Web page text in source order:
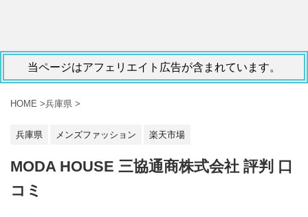
当ページはアフェリエイト広告が含まれています。
HOME >兵庫県 >
兵庫県 メンズファッション 楽天市場
MODA HOUSE 三協通商株式会社 評判 口
コミ